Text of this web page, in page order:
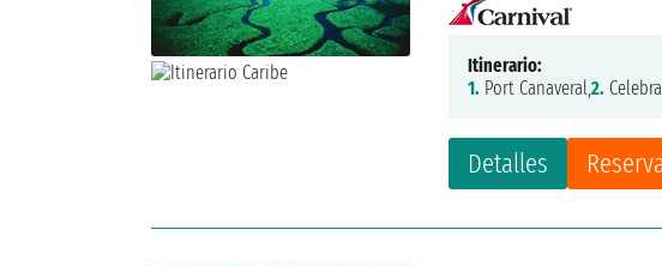
Detalles
Itinerario:
1. Port Canaveral,2.